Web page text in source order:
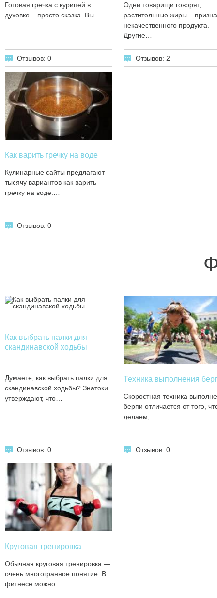
Готовая гречка с курицей в
духовке – просто сказка. Вы…
Отзывов: 0
Одни товарищи говорят,
растительные жиры –
некачественного продукта.
Другие…
Отзывов: 2
Как варить гречку на воде
Кулинарные сайты предлагают
тысячу вариантов как варить
гречку на воде.…
Отзывов: 0
Как выбрать палки для
скандинавской ходьбы
Думаете, как выбрать палки для
скандинавской ходьбы? Знатоки
утверждают, что…
Отзывов: 0
Техника выполнения
Скоростная техника
берпи отличается от того,
делаем,…
Отзывов: 0
Круговая тренировка
Обычная круговая тренировка —
очень многогранное понятие. В
фитнесе можно…